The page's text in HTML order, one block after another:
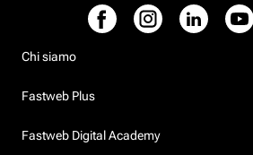
Chi siamo
Fastweb Plus
Fastweb Digital Academy